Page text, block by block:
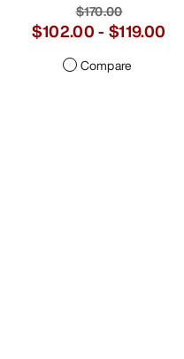
$170.00
$102.00-$119.00
Compare